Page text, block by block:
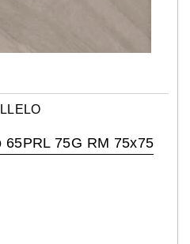
75G RM 75x75